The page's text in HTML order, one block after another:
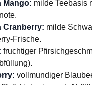
Mango: milde Teebasis
Cranberry: milde
Frische.
fruchtiger
vollmundiger